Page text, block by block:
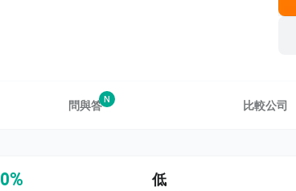
問與答N 比較公司
0% 低